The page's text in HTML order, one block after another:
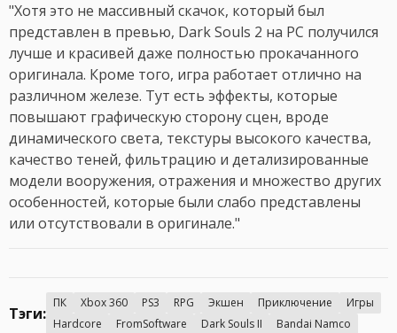
"Хотя это не массивный скачок, который был
представлен в превью, Dark Souls 2 на PC получился
лучше и красивей даже полностью прокачанного
оригинала. Кроме того, игра работает отлично на
различном железе. Тут есть эффекты, которые
повышают графическую сторону сцен, вроде
динамического света, текстуры высокого качества,
качество теней, фильтрацию и детализированные
модели вооружения, отражения и множество других
особенностей, которые были слабо представлены
или отсутствовали в оригинале."
Тэги:
ПК Xbox 360 PS3 RPG Экшен Приключение
Игры
Hardcore
FromSoftware Dark Souls II Bandai Namco